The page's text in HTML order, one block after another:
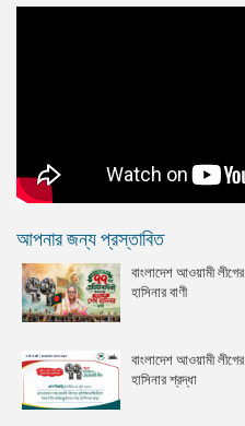
আপনার জন্য প্রস্তাবিত
বাংলাদেশ আওয়ামী
হাসিনার বাণী
বাংলাদেশ আওয়ামী লীগের
হাসিনার শ্রদ্ধা